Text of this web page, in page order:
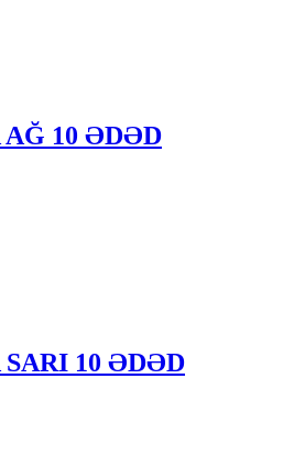
AĞ 10 ƏDƏD
SARI 10 ƏDƏD